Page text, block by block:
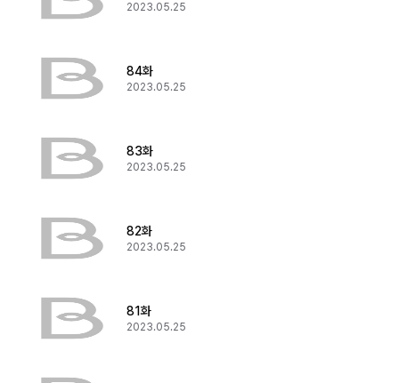
2023.05.25
84화
2023.05.25
83화
2023.05.25
82화
2023.05.25
81화
2023.05.25